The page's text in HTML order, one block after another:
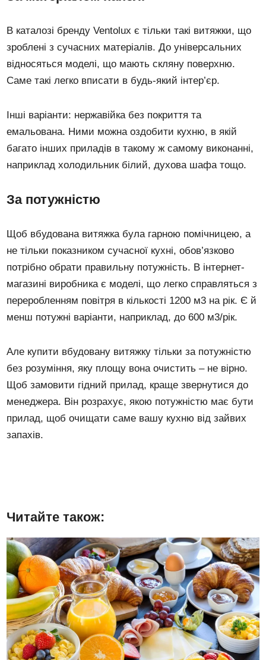
В каталозі бренду Ventolux є тільки такі витяжки, що
зроблені з сучасних матеріалів. До універсальних
відносяться моделі, що мають скляну поверхню.
Саме такі легко вписати в будь-який інтер’єр.
Інші варіанти: нержавійка без покриття та
емальована. Ними можна оздобити кухню, в якій
багато інших приладів в такому ж самому виконанні,
наприклад холодильник білий, духова шафа тощо.
За потужністю
Щоб вбудована витяжка була гарною помічницею, а
не тільки показником сучасної кухні, обов’язково
потрібно обрати правильну потужність. В інтернет-
магазині виробника є моделі, що легко справляться з
переробленням повітря в кількості 1200 м3 на рік. Є й
менш потужні варіанти, наприклад, до 600 м3/рік.
Але купити вбудовану витяжку тільки за потужністю
без розуміння, яку площу вона очистить – не вірно.
Щоб замовити гідний прилад, краще звернутися до
менеджера. Він розрахує, якою потужністю має бути
прилад, щоб очищати саме вашу кухню від зайвих
запахів.
Читайте також: